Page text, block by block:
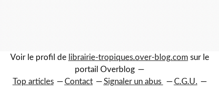
Voir le profil de librairie-tropiques.over-blog.com sur le
portail Overblog
Top articles
Contact Signaler un abus
C.G.U.